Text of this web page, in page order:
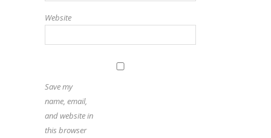
Website
Save my
name, email,
and website in
this browser